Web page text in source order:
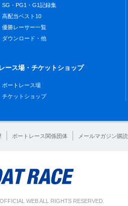
SG・PG1・G1記録集
高配当ベスト10
優勝レーサー一覧
ダウンロード・他
ース場・チケットショップ
ボートレース場
チケットショップ
ボートレース関係団体 メールマガジン購読
WEB ALL RIGHTS RESERVED.